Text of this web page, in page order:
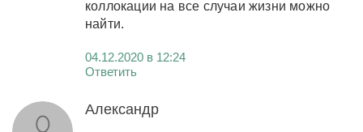
коллокации на все случаи жизни можно
найти.
04.12.2020 в 12:24
Ответить
Александр